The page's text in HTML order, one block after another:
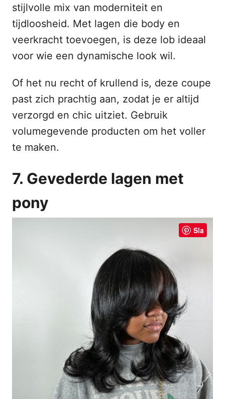
stijlvolle mix van moderniteit en
tijdloosheid. Met lagen die body en
veerkracht toevoegen, is deze lob ideaal
voor wie een dynamische look wil.
Of het nu recht of krullend is, deze coupe
past zich prachtig aan, zodat je er altijd
verzorgd en chic uitziet. Gebruik
volumegevende producten om het voller
te maken.
7. Gevederde lagen met
pony
Sla